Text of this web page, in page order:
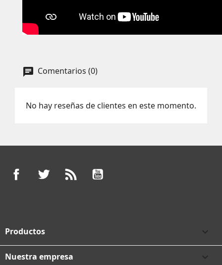
Comentarios (0)
No hay reseñas de clientes en este momento.
FacebookTwitter
Productos 
Nuestra empresa 